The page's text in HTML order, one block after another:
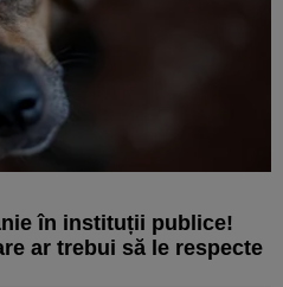
în instituții publice!
ar trebui să le respecte